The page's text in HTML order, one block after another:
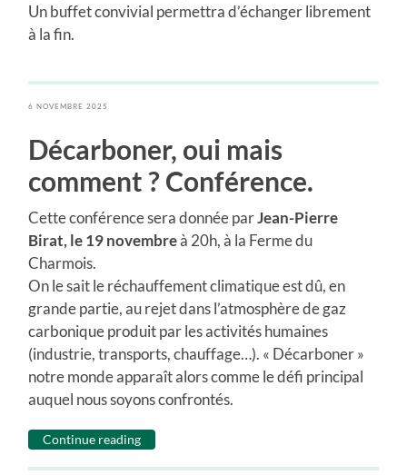
Un buffet convivial permettra d’échanger librement
à la fin.
6 NOVEMBRE 2025
Décarboner, oui mais
comment ? Conférence.
Cette conférence sera donnée parJean-Pierre
Birat, le 19 novembreà 20h, à la Ferme du
Charmois.
On le sait le réchauffement climatique est dû, en
grande partie, au rejet dans l’atmosphère de gaz
carbonique produit par les activités humaines
(industrie, transports, chauffage…). « Décarboner »
notre monde apparaît alors comme le défi principal
auquel nous soyons confrontés.
Continue reading